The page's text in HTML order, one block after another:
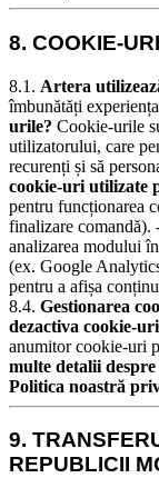
8. COOKIE-
8.1. Artera
îmbunătăți
urile? Cookie-urile
utilizatorului, care
recurenți și să
cookie-uri utilizate
pentru funcționarea
finalizare comandă).
analizarea modului
(ex. Google
pentru a afișa
8.4. Gestionarea
dezactiva cookie-
anumitor cookie-uri
multe detalii
Politica noastră
9.
REPUBLICII